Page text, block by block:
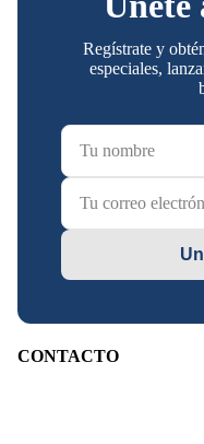
Regístrate y
especiales,
CONTACTO